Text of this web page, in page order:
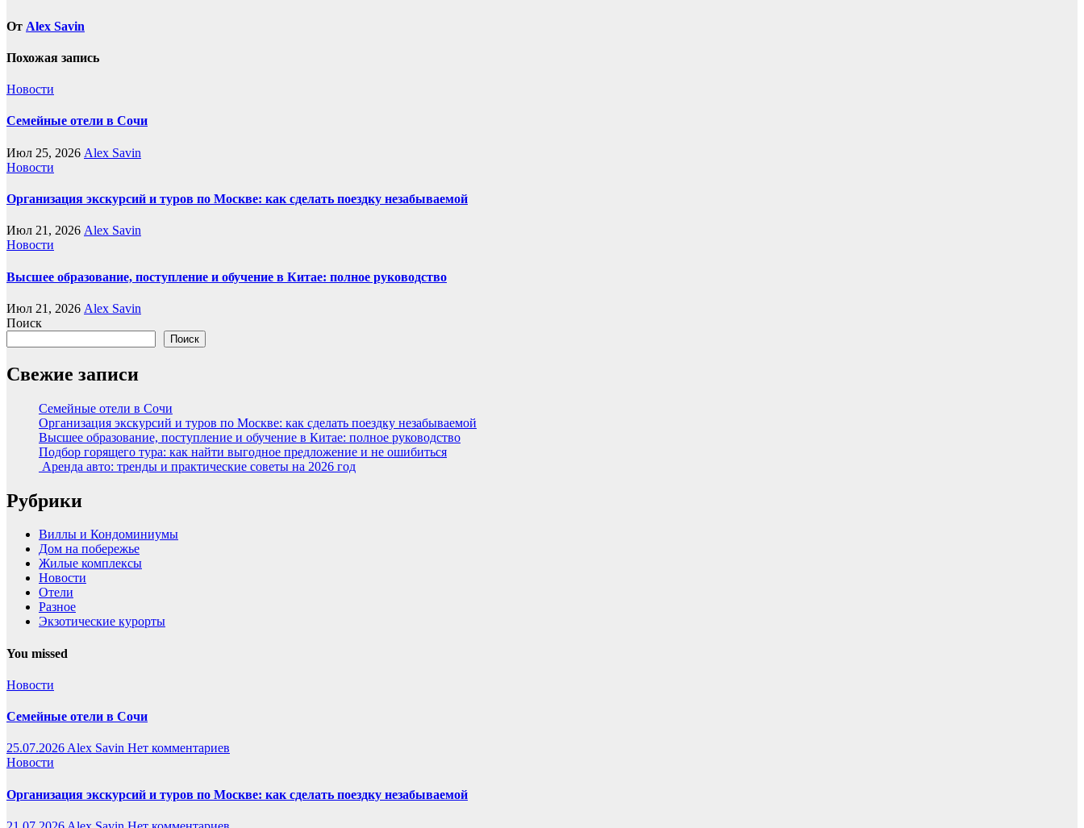
От Alex Savin
Похожая запись
Новости
Семейные отели в Сочи
Июл 25, 2026 Alex Savin
Новости
Организация экскурсий и туров по Москве: как сделать поездку незабываемой
Июл 21, 2026 Alex Savin
Новости
Высшее образование, поступление и обучение в Китае: полное руководство
Июл 21, 2026 Alex Savin
Поиск
Поиск
Свежие записи
Семейные отели в Сочи
Организация экскурсий и туров по Москве: как сделать поездку незабываемой
Высшее образование, поступление и обучение в Китае: полное руководство
Подбор горящего тура: как найти выгодное предложение и не ошибиться
Аренда авто: тренды и практические советы на 2026 год
Рубрики
Виллы и Кондоминиумы
Дом на побережье
Жилые комплексы
Новости
Отели
Разное
Экзотические курорты
You missed
Новости
Семейные отели в Сочи
25.07.2026Alex Savin Нет комментариев
Новости
Организация экскурсий и туров по Москве: как сделать поездку незабываемой